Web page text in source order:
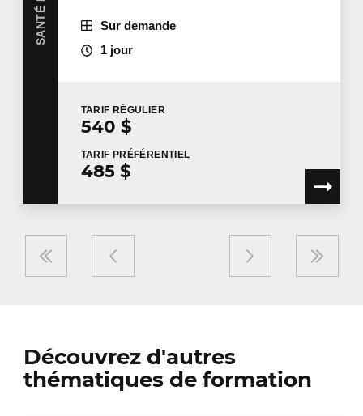
Sur demande
1 jour
TARIF RÉGULIER
540 $
TARIF PRÉFÉRENTIEL
485 $
Découvrez d'autres
thématiques de formation